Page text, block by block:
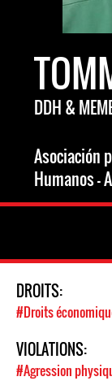
DDH &
Asociación
Humanos –
DROITS:
#Droits
VIOLATIONS:
#Agression